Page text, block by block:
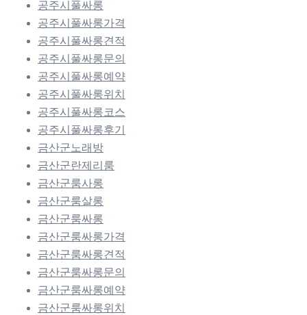
공주시풀싸롱
공주시풀싸롱가격
공주시풀싸롱견적
공주시풀싸롱문의
공주시풀싸롱예약
공주시풀싸롱위치
공주시풀싸롱코스
공주시풀싸롱후기
금산군노래방
금산군란제리룸
금산군룸사롱
금산군룸살롱
금산군룸싸롱
금산군룸싸롱가격
금산군룸싸롱견적
금산군룸싸롱문의
금산군룸싸롱예약
금산군룸싸롱위치